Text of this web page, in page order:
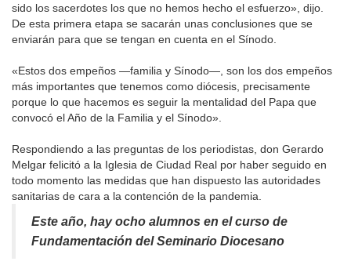
sido los sacerdotes los que no hemos hecho el esfuerzo», dijo.
De esta primera etapa se sacarán unas conclusiones que se
enviarán para que se tengan en cuenta en el Sínodo.
«Estos dos empeños —familia y Sínodo—, son los dos empeños
más importantes que tenemos como diócesis, precisamente
porque lo que hacemos es seguir la mentalidad del Papa que
convocó el Año de la Familia y el Sínodo».
Respondiendo a las preguntas de los periodistas, don Gerardo
Melgar felicitó a la Iglesia de Ciudad Real por haber seguido en
todo momento las medidas que han dispuesto las autoridades
sanitarias de cara a la contención de la pandemia.
Este año, hay ocho alumnos en el curso de
Fundamentación del Seminario Diocesano